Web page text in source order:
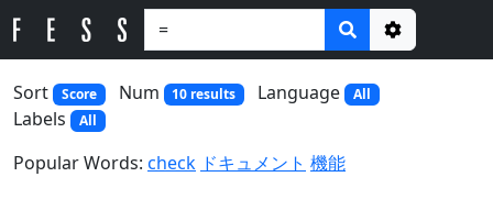
Options
Sort
Score Num 10 results Language All
Labels All
Popular Words: check ドキュメント 機能